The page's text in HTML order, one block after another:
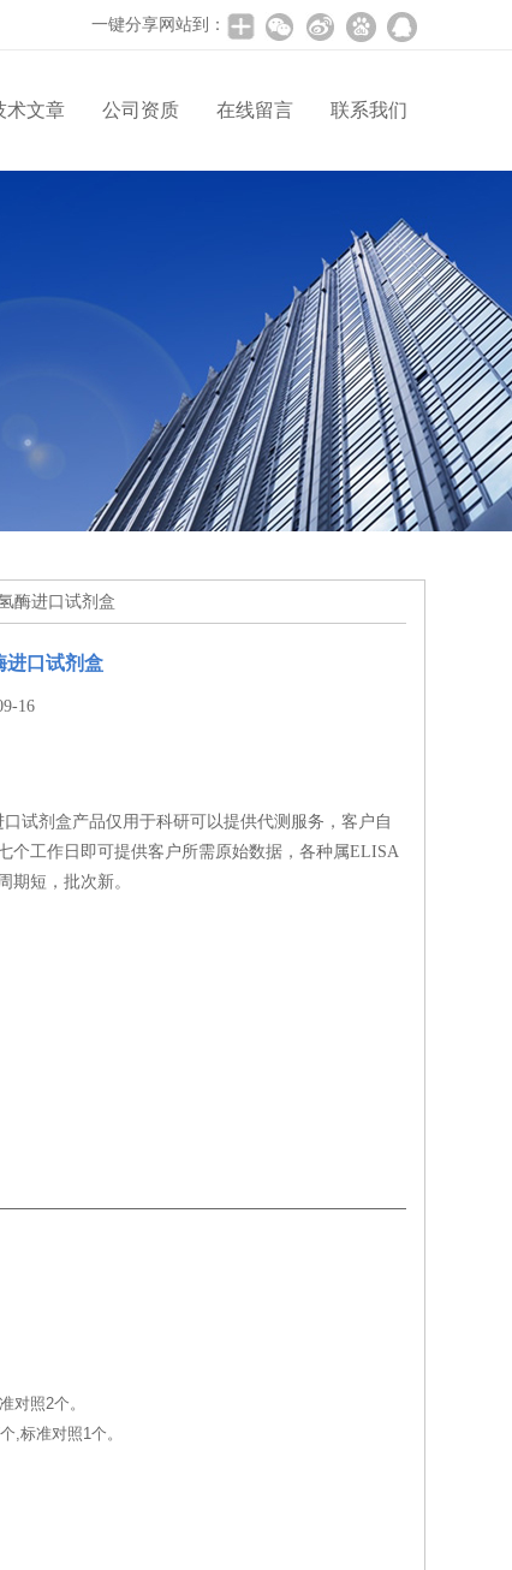
一键分享网站到：
术文章 公司资质 在线留言 联系我们
酶进口试剂盒
进口试剂盒
16
试剂盒产品仅用于科研可以提供代测服务，客户自
个工作日即可提供客户所需原始数据，各种属ELISA
期短，批次新。
对照2个。
,标准对照1个。